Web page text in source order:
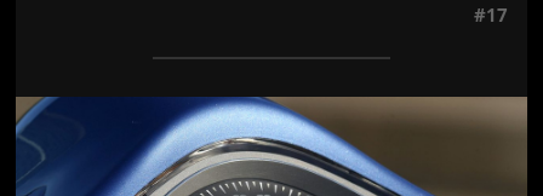
#17
Jön még kép!